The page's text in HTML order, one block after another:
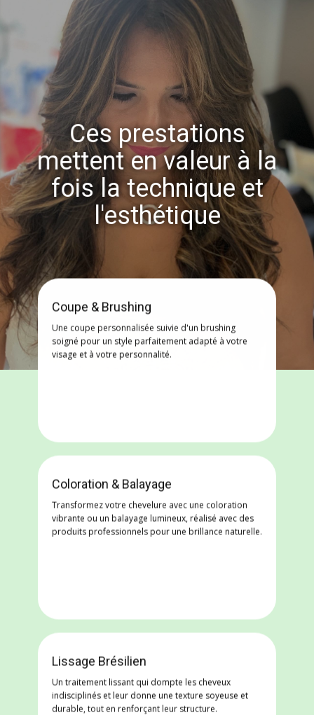
Ces prestations
mettent en valeur à la
fois la technique et
l'esthétique
Coupe & Brushing
Une coupe personnalisée suivie d'un brushing
soigné pour un style parfaitement adapté à votre
visage et à votre personnalité.
Coloration & Balayage
Transformez votre chevelure avec une coloration
vibrante ou un balayage lumineux, réalisé avec des
produits professionnels pour une brillance naturelle.
Lissage Brésilien
Un traitement lissant qui dompte les cheveux
indisciplinés et leur donne une texture soyeuse et
durable, tout en renforçant leur structure.